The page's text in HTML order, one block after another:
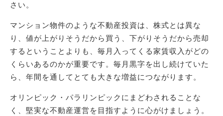
さい。
マンション物件のような不動産投資は、株式とは異な
り、値が上がりそうだから買う、下がりそうだから売却
するということよりも、毎月入ってくる家賃収入がどの
くらいあるのかが重要です。毎月黒字を出し続けていた
ら、年間を通してとても大きな増益につながります。
オリンピック・パラリンピックにまどわされることな
く、堅実な不動産運営を目指すように心がけましょう。